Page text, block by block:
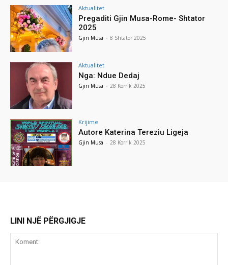
Aktualitet
Pregaditi Gjin Musa-Rome- Shtator
2025
Gjin Musa - 8 Shtator 2025
Aktualitet
Nga: Ndue Dedaj
Gjin Musa - 28 Korrik 2025
Krijime
Autore Katerina Tereziu Ligeja
Gjin Musa - 28 Korrik 2025
LINI NJË PËRGJIGJE